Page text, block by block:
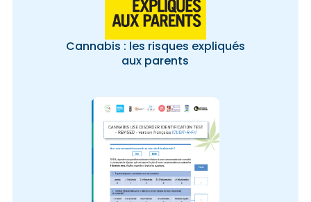
Cannabis : les risques expliqués
aux parents